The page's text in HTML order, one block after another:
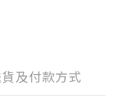
及付款方式